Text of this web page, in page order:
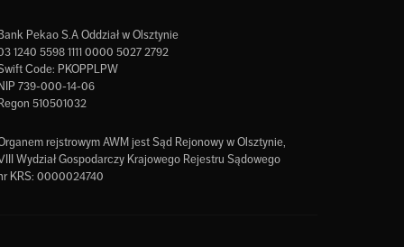
Pekao S.A Oddział w Olsztynie
1240 5598 1111 0000 5027 2792
Code: PKOPPLPW
739-000-14-06
510501032
rejstrowym AWM jest Sąd Rejonowy w Olsztynie,
Wydział Gospodarczy Krajowego Rejestru Sądowego
KRS: 0000024740